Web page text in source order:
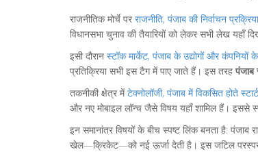
राजनीतिक मोर्चे पर राजनीति, पंजाब की निर्वाचन
विधानसभा चुनाव की तैयारियों को लेकर सभी लेख यहाँ
इसी दौरान स्टॉक मार्केट, पंजाब के उद्योगों और कंपनियों
प्रतिक्रिया सभी इस टैग में पाए जाते हैं। इस तरह पंजाब
तकनीकी क्षेत्र मेंटेक्नोलॉजी, पंजाब में विकसित होते
और नए मोबाइल लॉन्च जैसे विषय यहाँ शामिल हैं। इससे
इन समानांतर विषयों के बीच स्पष्ट लिंक बनता है: पंजाब
खेल—क्रिके‍ट—को नई ऊर्जा देती है। इस जटिल